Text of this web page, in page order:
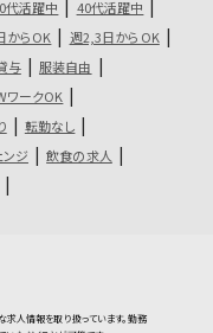
代活躍中
40代活躍中
からOK
週2,3日からOK
与
服装自由
ワークOK
転勤なし
ンジ
飲食の求人
求人情報を取り扱っています。勤務